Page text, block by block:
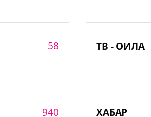
58 ТВ - ОИЛА
940 ХАБАР